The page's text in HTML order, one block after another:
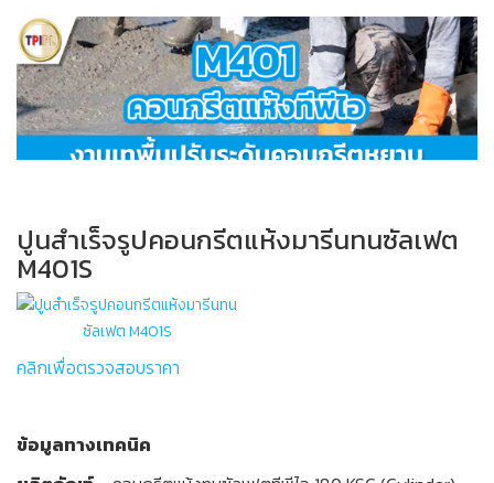
เพิ่มคุณสมบัติพิเศษโดยใช้ร่วมกับสารเพิ่มคุณภาพของ
คอนกรีตทั่วไปได้ เช่น น้ำยาลดน้ำ , น้ำยาหน่วง ฯลฯ โดย
อัตราส่วนผสมและวิธีการใช้ให้ปฏิบัติตามคำแนะนำของผู้ผลิต
สารเพิ่มคุณภาพแต่ละชนิด
กรณีงานเทขนาดใหญ่และงานคอนกรีตที่ต้องการกำลังอัดสูง
ปริมาณการใช้
อัตราส่วนผสมต่อ
ปูน M402 1 ถุง (50 kg)
ผสมหิน ½” หรือ ¾” ที่สะอาด (เป็นไปตาม ASTM C33) จำนวน 30 kg
ต่อปูน 1 ถุง (50 kg)
ปริมาณการใช้
ปูน M403 1 ถุง (50 kg)
ปูน M403 45 ถุง (2,250 kg)
น้ำ 7-8 ลิตร
ปริมาณการใช้:กรณีผสม
อัตราส่วนผสมต่อ
หิน ½” หรือ ¾” 30 kg (3 ถังปูน)
ความเหนียว ผนังยึดเกาะกันได้ดี มีความแข็งแรงมาก
วิธีการเตรียมผิวและการใช้งาน
ขั้นตอนการเตรียมงาน
ตรวจสอบพื้นที่บริเวณที่จะทำการเทคอนกรีต แบบหล่อจะต้อง
เสร็จเรียบร้อย ขจัดน้ำส่วนเกินและวัสดุแปลกปลอมใดๆ ออก
ต่างๆทั้งหมดให้ได้รับความเห็นชอบจากวิศวกรผู้ควบคุมงาน
ก่อน จึงดำเนินการเทคอนกรีตได้
เตรียมอุปกรณ์เครื่องมือ-เครื่องจักรที่ใช้ในการผสมให้พร้อม
เช่น จอบ กระบะผสมปูน เครื่องผสมปูน ต่างๆ เป็นต้น
ในกรณีที่มีการเทคอนกรีตเ ชื่อมต่อกับคอนกรีตเดิม จะต้องจัด
วางรอยต่อในตำแหน่งซึ่งทำให้โครงสร้างเสียความแข็งแรง
ตำแหน่งที่ถูกต้องแล้วให้ทำการเปิดผิวคอนกรีต โดยการสกัด
ผิวคอนกรีตเดิมออกจนถึงเนื้อคอนกรีตที่แข็งแรงพอ (จุดที่
ปูนสำเร็จรูปคอนกรีตแห้งมารีนทนซัลเฟต
M401S
คลิกเพื่อตรวจสอบราคา
ข้อมูลทางเทคนิค